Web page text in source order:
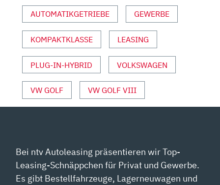
|
AUTO
MOTOR
UND
VON
YOUTUBE
ANZEIGEN
AUTOMATIKGETRIEBE GEWERBE
KOMPAKTKLASSE LEASING
PLUG-IN-HYBRID VOLKSWAGEN
VW GOLF VW GOLF VIII
Bei ntv Autoleasing präsentieren wir Top-
Leasing-Schnäppchen für Privat und Gewerbe.
Es gibt Bestellfahrzeuge, Lagerneuwagen und